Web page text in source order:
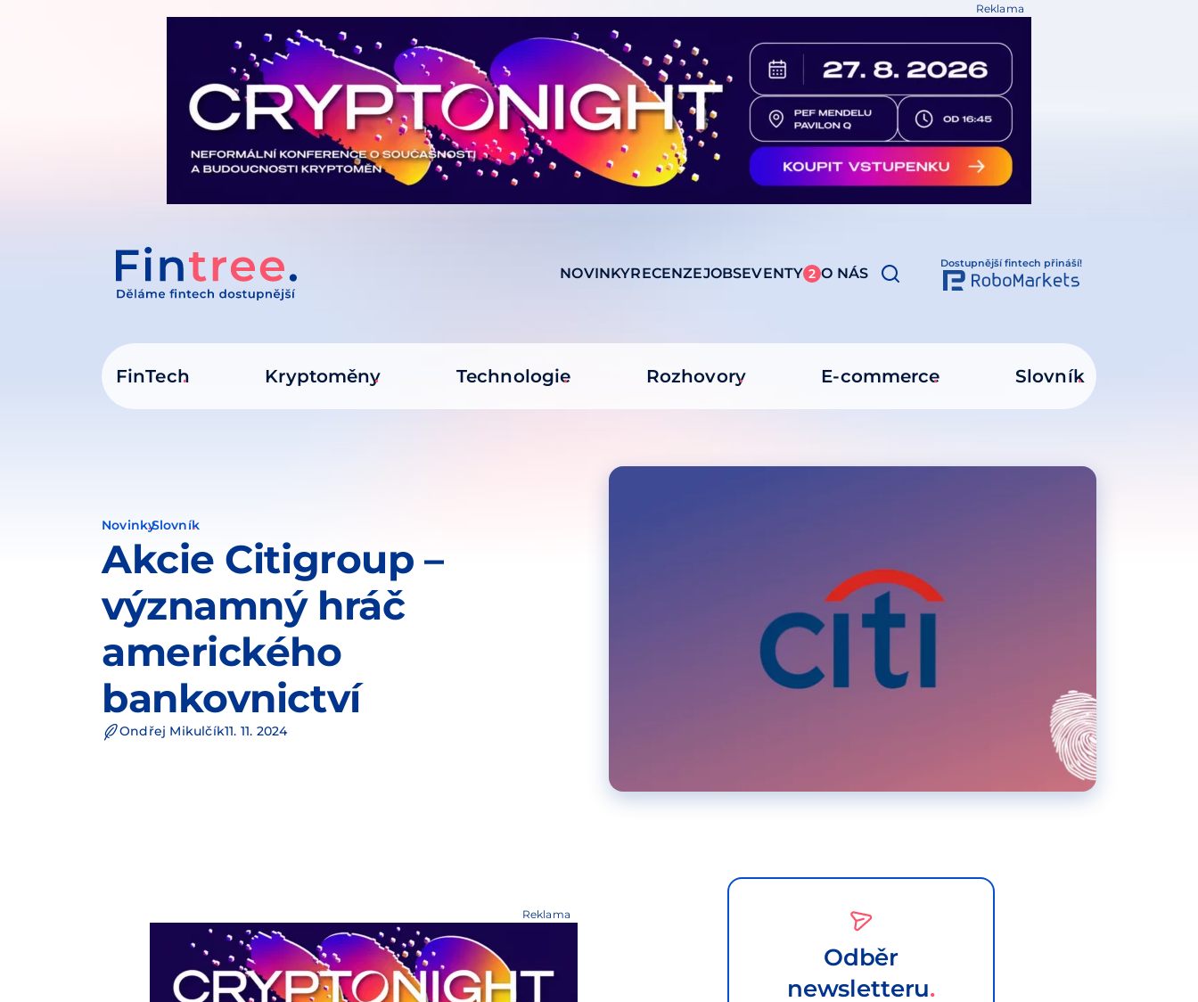
Reklama
NOVINKYRECENZEJOBSEVENTY 2 O NÁS
Dostupnější fintech přináší!
FinTech Kryptoměny Technologie Rozhovory E-commerce Slovník
NovinkySlovník
Akcie Citigroup –
významný hráč
amerického
bankovnictví
Ondřej Mikulčík11. 11. 2024
Reklama
Odběr
newsletteru